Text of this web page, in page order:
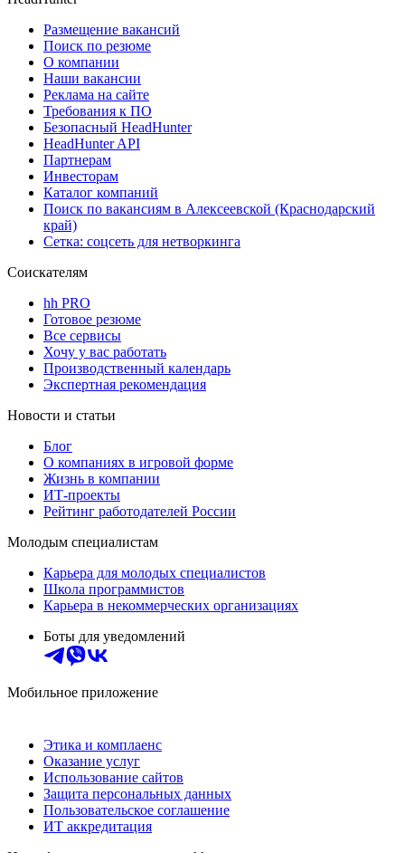
Размещение вакансий
Поиск по резюме
О компании
Наши вакансии
Реклама на сайте
Требования к ПО
Безопасный HeadHunter
HeadHunter API
Партнерам
Инвесторам
Каталог компаний
Поиск по вакансиям в Алексеевской (Краснодарский
край)
Сетка: соцсеть для нетворкинга
Соискателям
hh PRO
Готовое резюме
Все сервисы
Хочу у вас работать
Производственный календарь
Экспертная рекомендация
Новости и статьи
Блог
О компаниях в игровой форме
Жизнь в компании
ИТ-проекты
Рейтинг работодателей России
Молодым специалистам
Карьера для молодых специалистов
Школа программистов
Карьера в некоммерческих организациях
Боты для уведомлений
Мобильное приложение
Этика и комплаенс
Оказание услуг
Использование сайтов
Защита персональных данных
Пользовательское соглашение
ИТ аккредитация